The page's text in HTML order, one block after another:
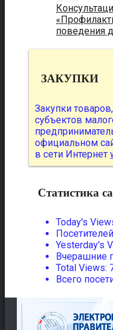
поведения
ЗАКУПКИ
Закупки
субъектов
официальном
в сети Интернет
Статистика
Today's
Yesterday's
Вчерашние
Total Views:
Всего